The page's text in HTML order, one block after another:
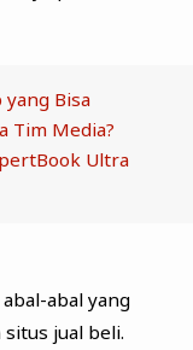
Bisa
Tim Media?
Ultra
abal yang
jual beli.